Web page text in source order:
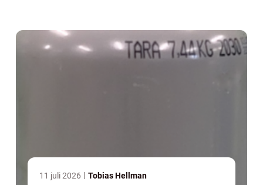
11 juli 2026 Tobias Hellman